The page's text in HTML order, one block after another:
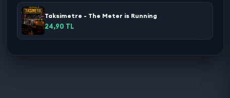
Taksimetre - The Meter is Running
24,90 TL